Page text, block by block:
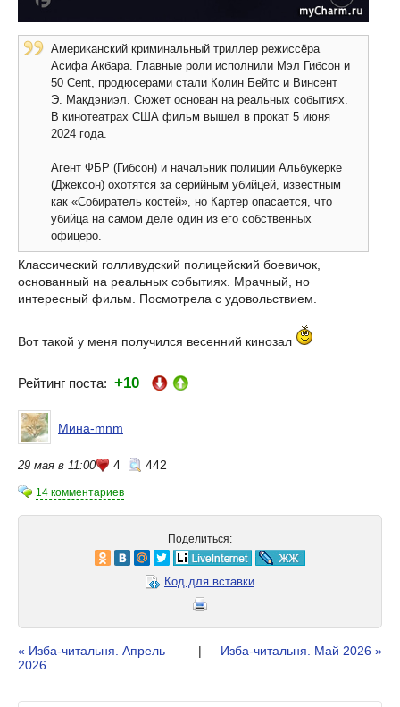
Американский криминальный триллер режиссёра
Асифа Акбара. Главные роли исполнили Мэл Гибсон и
50 Cent, продюсерами стали Колин Бейтс и Винсент
Э. Макдэниэл. Сюжет основан на реальных событиях.
В кинотеатрах США фильм вышел в прокат 5 июня
2024 года.
Агент ФБР (Гибсон) и начальник полиции Альбукерке
(Джексон) охотятся за серийным убийцей, известным
как «Собиратель костей», но Картер опасается, что
убийца на самом деле один из его собственных
офицеро.
Классический голливудский полицейский боевичок,
основанный на реальных событиях. Мрачный, но
интересный фильм. Посмотрела с удовольствием.
Вот такой у меня получился весенний кинозал
Рейтинг поста: +10
Мина-mnm
29 мая в 11:00 4 442
14 комментариев
Поделиться:
Код для вставки
« Изба-читальня. Апрель
2026
| Изба-читальня. Май 2026 »